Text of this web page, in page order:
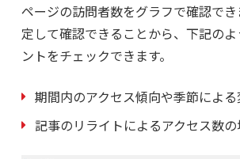
ページの訪問者数をグラフで確認で
定して確認できることから、下記の
ントをチェックできます。
期間内のアクセス傾向や季節による
記事のリライトによるアクセス数